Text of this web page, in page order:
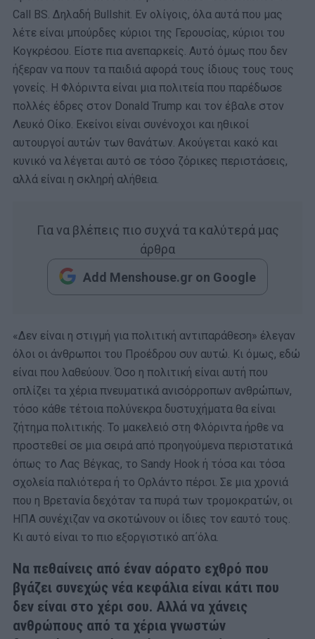
Call BS. Δηλαδή Bullshit. Εν ολίγοις, όλα αυτά που μας
λέτε είναι μπούρδες κύριοι της Γερουσίας, κύριοι του
Κογκρέσου. Είστε πια ανεπαρκείς. Αυτό όμως που δεν
ήξεραν να πουν τα παιδιά αφορά τους ίδιους τους τους
γονείς. Η Φλόριντα είναι μια πολιτεία που παρέδωσε
πολλές έδρες στον Donald Trump και τον έβαλε στον
Λευκό Οίκο. Εκείνοι είναι συνένοχοι και ηθικοί
αυτουργοί αυτών των θανάτων. Ακούγεται κακό και
κυνικό να λέγεται αυτό σε τόσο ζόρικες περιστάσεις,
αλλά είναι η σκληρή αλήθεια.
Για να βλέπεις πιο συχνά τα καλύτερά μας
άρθρα
Add Menshouse.gr on Google
«Δεν είναι η στιγμή για πολιτική αντιπαράθεση» έλεγαν
όλοι οι άνθρωποι του Προέδρου συν αυτώ. Κι όμως, εδώ
είναι που λαθεύουν. Όσο η πολιτική είναι αυτή που
οπλίζει τα χέρια πνευματικά ανισόρροπων ανθρώπων,
τόσο κάθε τέτοια πολύνεκρα δυστυχήματα θα είναι
ζήτημα πολιτικής. Το μακελειό στη Φλόριντα ήρθε να
προστεθεί σε μια σειρά από προηγούμενα περιστατικά
όπως το Λας Βέγκας, το Sandy Hook ή τόσα και τόσα
σχολεία παλιότερα ή το Ορλάντο πέρσι. Σε μια χρονιά
που η Βρετανία δεχόταν τα πυρά των τρομοκρατών, οι
ΗΠΑ συνέχιζαν να σκοτώνουν οι ίδιες τον εαυτό τους.
Κι αυτό είναι το πιο εξοργιστικό απ΄όλα.
Να πεθαίνεις από έναν αόρατο εχθρό που
βγάζει συνεχώς νέα κεφάλια είναι κάτι που
δεν είναι στο χέρι σου. Αλλά να χάνεις
ανθρώπους από τα χέρια γνωστών